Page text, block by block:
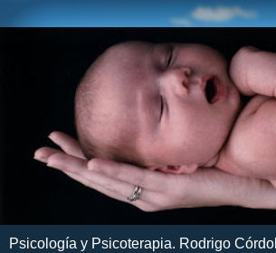
Psicología y Psicoterapia. Rodrigo